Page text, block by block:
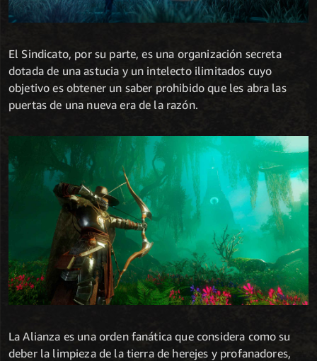
El Sindicato, por su parte, es una organización secreta
dotada de una astucia y un intelecto ilimitados cuyo
objetivo es obtener un saber prohibido que les abra las
puertas de una nueva era de la razón.
La Alianza es una orden fanática que considera como su
deber la limpieza de la tierra de herejes y profanadores,